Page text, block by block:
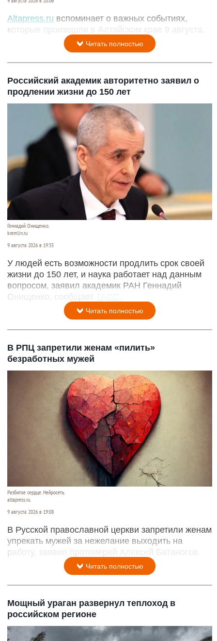
Altapress.ru вспоминает о важных событиях,
которые произошли в Алтайском крае 9 августа.
Читать полностью
Российский академик авторитетно заявил о
продлении жизни до 150 лет
Геннадий Онищенко.
kremlin.ru
9 августа 2026 в 19:35
У людей есть возможности продлить срок своей
жизни до 150 лет, и наука работает над данным
вопросом, заявил академик РАН Геннадий
Онищенко, сообщает ТАСС
Читать полностью
В РПЦ запретили женам «пилить»
безработных мужей
Разбитое сердце. Нейросеть.
altapress.ru.
9 августа 2026 в 19:08
В Русской православной церкви запретили женам
упрекать мужей за нежелание выходить на
работу, заявил протоиерей Алексей Батаногов.
Читать полностью
Мощный ураган развернул теплоход в
российском регионе